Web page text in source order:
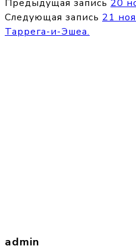
Предыдущая запись 20
Следующая запись 21
Таррега-и-Эшеа.
admin